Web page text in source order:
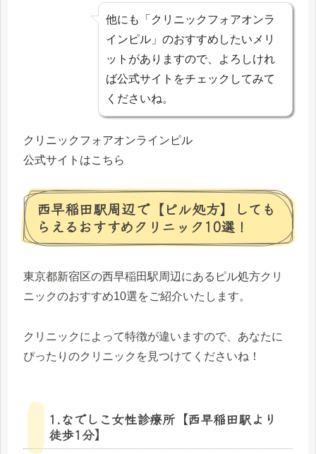
他にも「クリニックフォアオンラ
インピル」のおすすめしたいメリ
ットがありますので、よろしけれ
ば公式サイトをチェックしてみて
くださいね。
クリニックフォアオンラインピル
公式サイトはこちら
西早稲田駅周辺で【ピル処方】しても
らえるおすすめクリニック10選！
東京都新宿区の西早稲田駅周辺にあるピル処方クリ
ニックのおすすめ10選をご紹介いたします。
クリニックによって特徴が違いますので、あなたに
ぴったりのクリニックを見つけてくださいね！
1.なでしこ女性診療所【西早稲田駅より
徒歩1分】